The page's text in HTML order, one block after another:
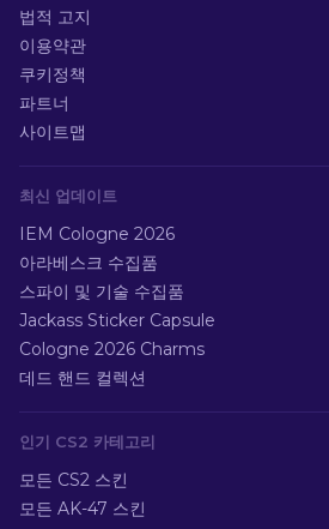
법적 고지
이용약관
쿠키정책
파트너
사이트맵
최신 업데이트
IEM Cologne 2026
아라베스크 수집품
스파이 및 기술 수집품
Jackass Sticker Capsule
Cologne 2026 Charms
데드 핸드 컬렉션
인기 CS2 카테고리
모든 CS2 스킨
모든 AK-47 스킨